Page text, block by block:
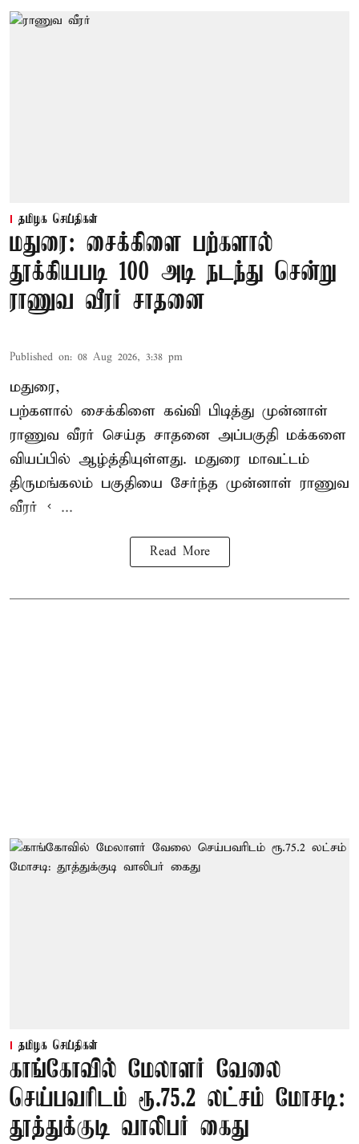
தமிழக செய்திகள்
மதுரை: சைக்கிளை பற்களால்
தூக்கியபடி 100 அடி நடந்து சென்று
ராணுவ வீரர் சாதனை
Published on: 08 Aug 2026, 3:38 pm
மதுரை,
பற்களால் சைக்கிளை கவ்வி பிடித்து முன்னாள்
ராணுவ வீரர் செய்த சாதனை அப்பகுதி மக்களை
வியப்பில் ஆழ்த்தியுள்ளது. மதுரை மாவட்டம்
திருமங்கலம் பகுதியை சேர்ந்த முன்னாள் ராணுவ
வீரர் < ...
Read More
தமிழக செய்திகள்
காங்கோவில் மேலாளர் வேலை
செய்பவரிடம் ரூ.75.2 லட்சம் மோசடி:
தூத்துக்குடி வாலிபர் கைது